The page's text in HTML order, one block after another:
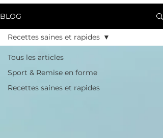
BLOG
Tous les articles
Sport & Remise en forme
Recettes saines et rapides
Recettes saines et rapides